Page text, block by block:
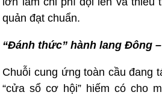
quản đạt chuẩn.
“Đánh thức” hành lang Đông
Chuỗi cung ứng toàn cầu đang
“cửa sổ cơ hội” hiếm có cho